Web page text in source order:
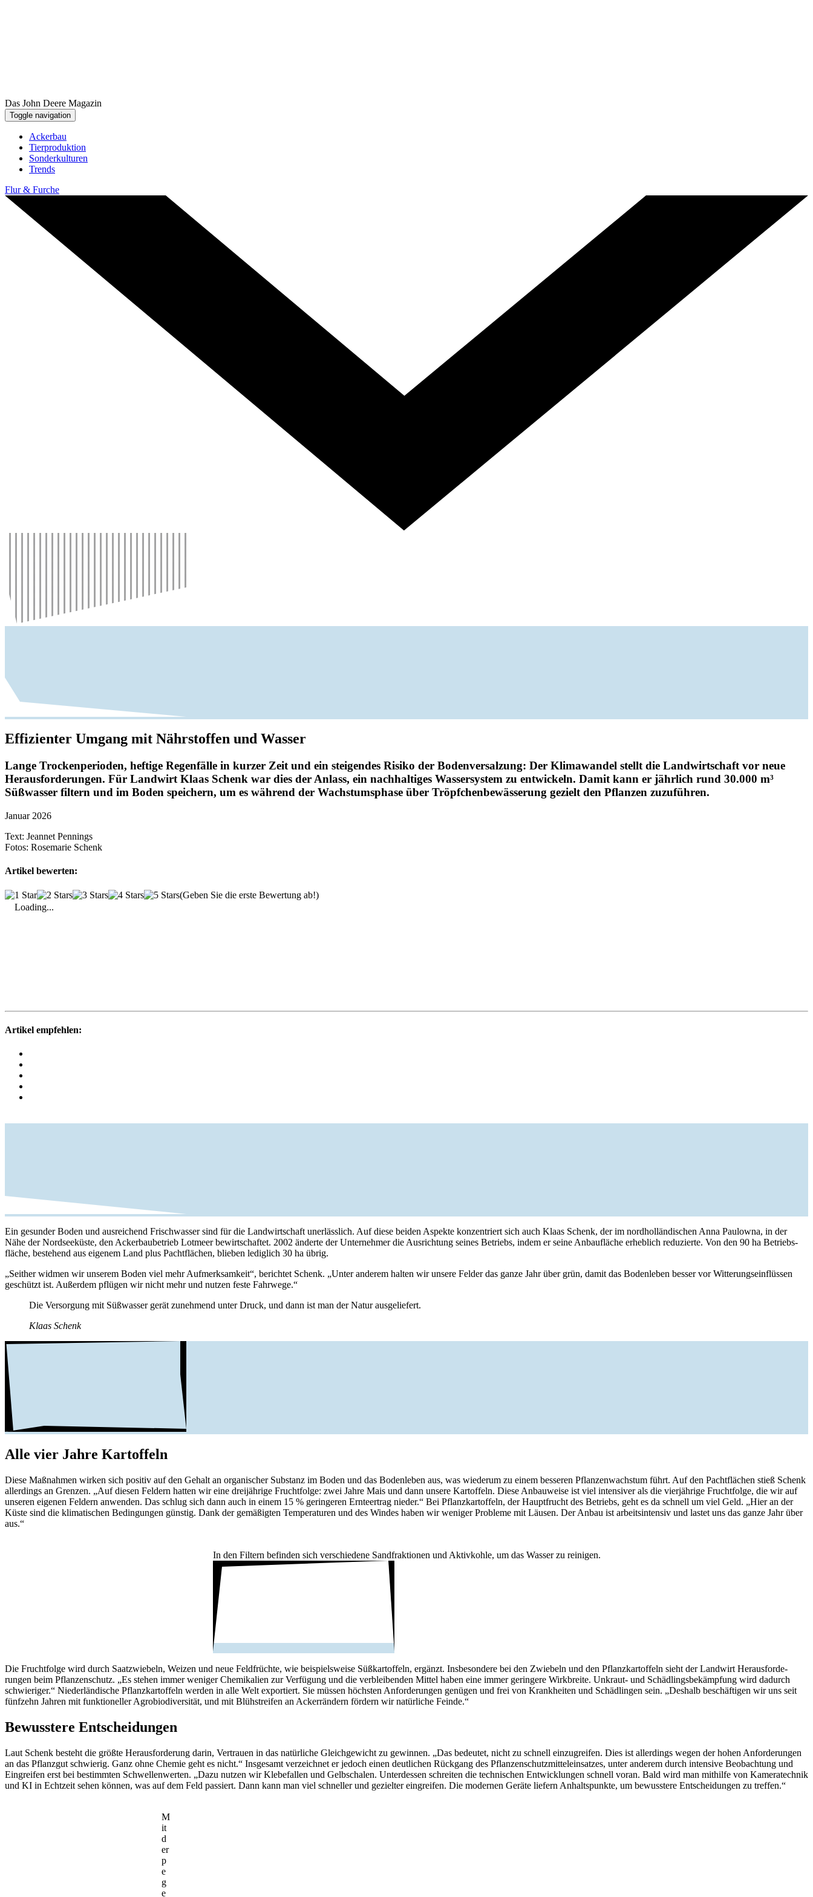
Das John Deere Magazin
Toggle navigation
Ackerbau
Tier­pro­duk­tion
Sonder­kul­turen
Trends
Flur & Furche
Effi­zi­enter Umgang mit Nähr­stoffen und Wasser
Lange Trocken­pe­ri­oden, heftige Regen­fälle in kurzer Zeit und ein stei­gendes Risiko der Boden­ver­sal­zung: Der Klima­wandel stellt die Land­wirt­schaft vor neue
Heraus­for­de­rungen. Für Land­wirt Klaas Schenk war dies der Anlass, ein nach­hal­tiges Wasser­system zu entwi­ckeln. Damit kann er jähr­lich rund 30.000 m³
Süßwasser filtern und im Boden spei­chern, um es während der Wachs­tums­phase über Tröpf­chen­be­wäs­se­rung gezielt den Pflanzen zuzu­führen.
Januar 2026
Text: Jeannet Pennings
Fotos: Rosemarie Schenk
Artikel bewerten:
(Geben Sie die erste Bewertung ab!)
Loading...
Artikel empfehlen:
Ein gesunder Boden und ausrei­chend Frisch­wasser sind für die Land­wirt­schaft uner­läss­lich. Auf diese beiden Aspekte konzen­triert sich auch Klaas Schenk, der im nord­hol­län­di­schen Anna Paulowna, in der
Nähe der Nord­see­küste, den Acker­bau­be­trieb Lotmeer bewirt­schaftet. 2002 änderte der Unter­nehmer die Ausrich­tung seines Betriebs, indem er seine Anbau­fläche erheb­lich redu­zierte. Von den 90 ha Betriebs­
fläche, bestehend aus eigenem Land plus Pacht­flä­chen, blieben ledig­lich 30 ha übrig.
„Seither widmen wir unserem Boden viel mehr Aufmerk­sam­keit“, berichtet Schenk. „Unter anderem halten wir unsere Felder das ganze Jahr über grün, damit das Boden­leben besser vor Witte­rungs­ein­flüssen
geschützt ist. Außerdem pflügen wir nicht mehr und nutzen feste Fahr­wege.“
Die Versor­gung mit Süßwasser gerät zuneh­mend unter Druck, und dann ist man der Natur ausge­lie­fert.
Klaas Schenk
Alle vier Jahre Kartof­feln
Diese Maßnahmen wirken sich positiv auf den Gehalt an orga­ni­scher Substanz im Boden und das Boden­leben aus, was wiederum zu einem besseren Pflan­zen­wachstum führt. Auf den Pacht­flä­chen stieß Schenk
aller­dings an Grenzen. „Auf diesen Feldern hatten wir eine drei­jäh­rige Frucht­folge: zwei Jahre Mais und dann unsere Kartof­feln. Diese Anbau­weise ist viel inten­siver als die vier­jäh­rige Frucht­folge, die wir auf
unseren eigenen Feldern anwenden. Das schlug sich dann auch in einem 15 % gerin­geren Ernte­er­trag nieder.“ Bei Pflanz­kar­tof­feln, der Haupt­frucht des Betriebs, geht es da schnell um viel Geld. „Hier an der
Küste sind die klima­ti­schen Bedin­gungen günstig. Dank der gemä­ßigten Tempe­ra­turen und des Windes haben wir weniger Probleme mit Läusen. Der Anbau ist arbeits­in­tensiv und lastet uns das ganze Jahr über
aus.“
In den Filtern befinden sich verschie­dene Sand­frak­tionen und Aktiv­kohle, um das Wasser zu reinigen.
Die Frucht­folge wird durch Saat­zwie­beln, Weizen und neue Feld­früchte, wie beispiels­weise Süßkar­tof­feln, ergänzt. Insbe­son­dere bei den Zwie­beln und den Pflanz­kar­tof­feln sieht der Land­wirt Heraus­for­de­
rungen beim Pflan­zen­schutz. „Es stehen immer weniger Chemi­ka­lien zur Verfü­gung und die verblei­benden Mittel haben eine immer gerin­gere Wirk­breite. Unkraut- und Schäd­lings­be­kämp­fung wird dadurch
schwie­riger.“ Nieder­län­di­sche Pflanz­kar­tof­feln werden in alle Welt expor­tiert. Sie müssen höchsten Anfor­de­rungen genügen und frei von Krank­heiten und Schäd­lingen sein. „Deshalb beschäf­tigen wir uns seit
fünf­zehn Jahren mit funk­tio­neller Agro­bio­di­ver­sität, und mit Blüh­streifen an Acker­rän­dern fördern wir natür­liche Feinde.“
Bewuss­tere Entschei­dungen
Laut Schenk besteht die größte Heraus­for­de­rung darin, Vertrauen in das natür­liche Gleich­ge­wicht zu gewinnen. „Das bedeutet, nicht zu schnell einzu­greifen. Dies ist aller­dings wegen der hohen Anfor­de­rungen
an das Pflanzgut schwierig. Ganz ohne Chemie geht es nicht.“ Insge­samt verzeichnet er jedoch einen deut­li­chen Rück­gang des Pflan­zen­schutz­mit­tel­ein­satzes, unter anderem durch inten­sive Beob­ach­tung und
Eingreifen erst bei bestimmten Schwel­len­werten. „Dazu nutzen wir Klebe­fallen und Gelb­schalen. Unter­dessen schreiten die tech­ni­schen Entwick­lungen schnell voran. Bald wird man mithilfe von Kame­ra­technik
und KI in Echt­zeit sehen können, was auf dem Feld passiert. Dann kann man viel schneller und gezielter eingreifen. Die modernen Geräte liefern Anhalts­punkte, um bewuss­tere Entschei­dungen zu treffen.“
M
it
d
er
p
e
g
e